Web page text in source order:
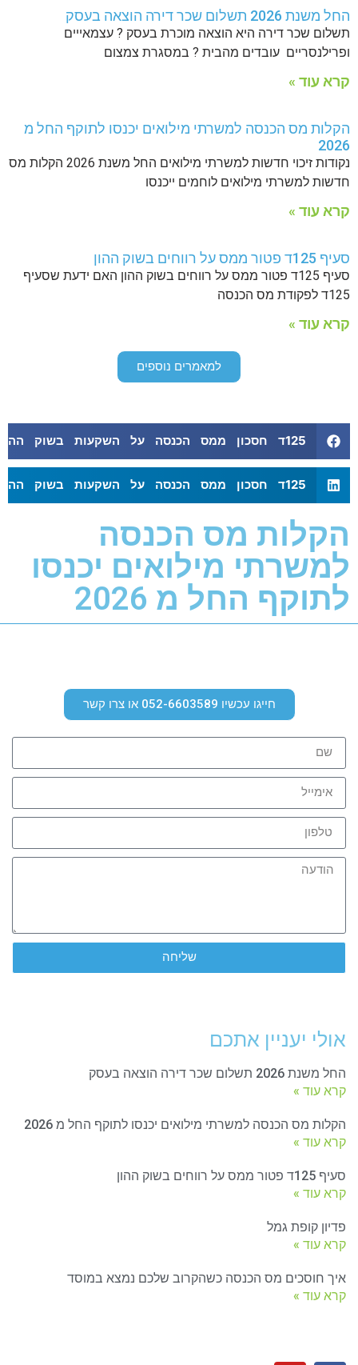
החל משנת 2026 תשלום שכר דירה הוצאה בעסק
תשלום שכר דירה היא הוצאה מוכרת בעסק ? עצמאייים
ופרילנסריים עובדים מהבית ? במסגרת צמצום
קרא עוד »
הקלות מס הכנסה למשרתי מילואים יכנסו לתוקף החל מ
2026
נקודות זיכוי חדשות למשרתי מילואים החל משנת 2026 הקלות מס
חדשות למשרתי מילואים לוחמים ייכנסו
קרא עוד »
סעיף 125ד פטור ממס על רווחים בשוק ההון
סעיף 125ד פטור ממס על רווחים בשוק ההון האם ידעת שסעיף
125ד לפקודת מס הכנסה
קרא עוד »
למאמרים נוספים
125ד חסכון ממס הכנסה על השקעות בשוק ההון
125ד חסכון ממס הכנסה על השקעות בשוק ההון
הקלות מס הכנסה
למשרתי מילואים יכנסו
לתוקף החל מ 2026
חייגו עכשיו 052-6603589 או צרו קשר
שליחה
אולי יעניין אתכם
החל משנת 2026 תשלום שכר דירה הוצאה בעסק
קרא עוד »
הקלות מס הכנסה למשרתי מילואים יכנסו לתוקף החל מ 2026
קרא עוד »
סעיף 125ד פטור ממס על רווחים בשוק ההון
קרא עוד »
פדיון קופת גמל
קרא עוד »
איך חוסכים מס הכנסה כשהקרוב שלכם נמצא במוסד
קרא עוד »